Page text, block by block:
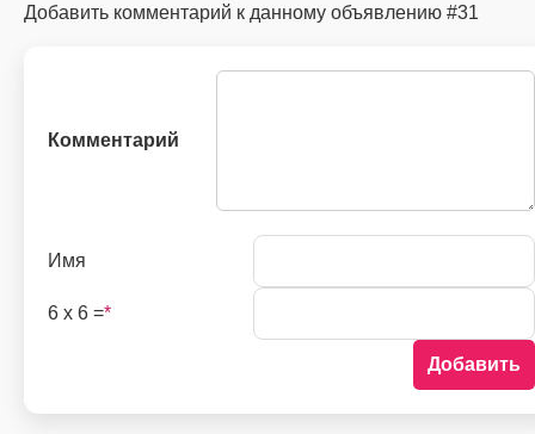
Добавить комментарий к данному объявлению #31
Комментарий
Имя
6 x 6 =*
Добавить